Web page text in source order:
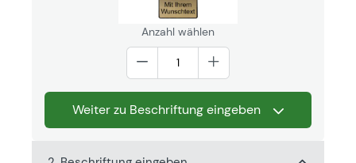
Anzahl wählen
Weiter zu Beschriftung eingeben